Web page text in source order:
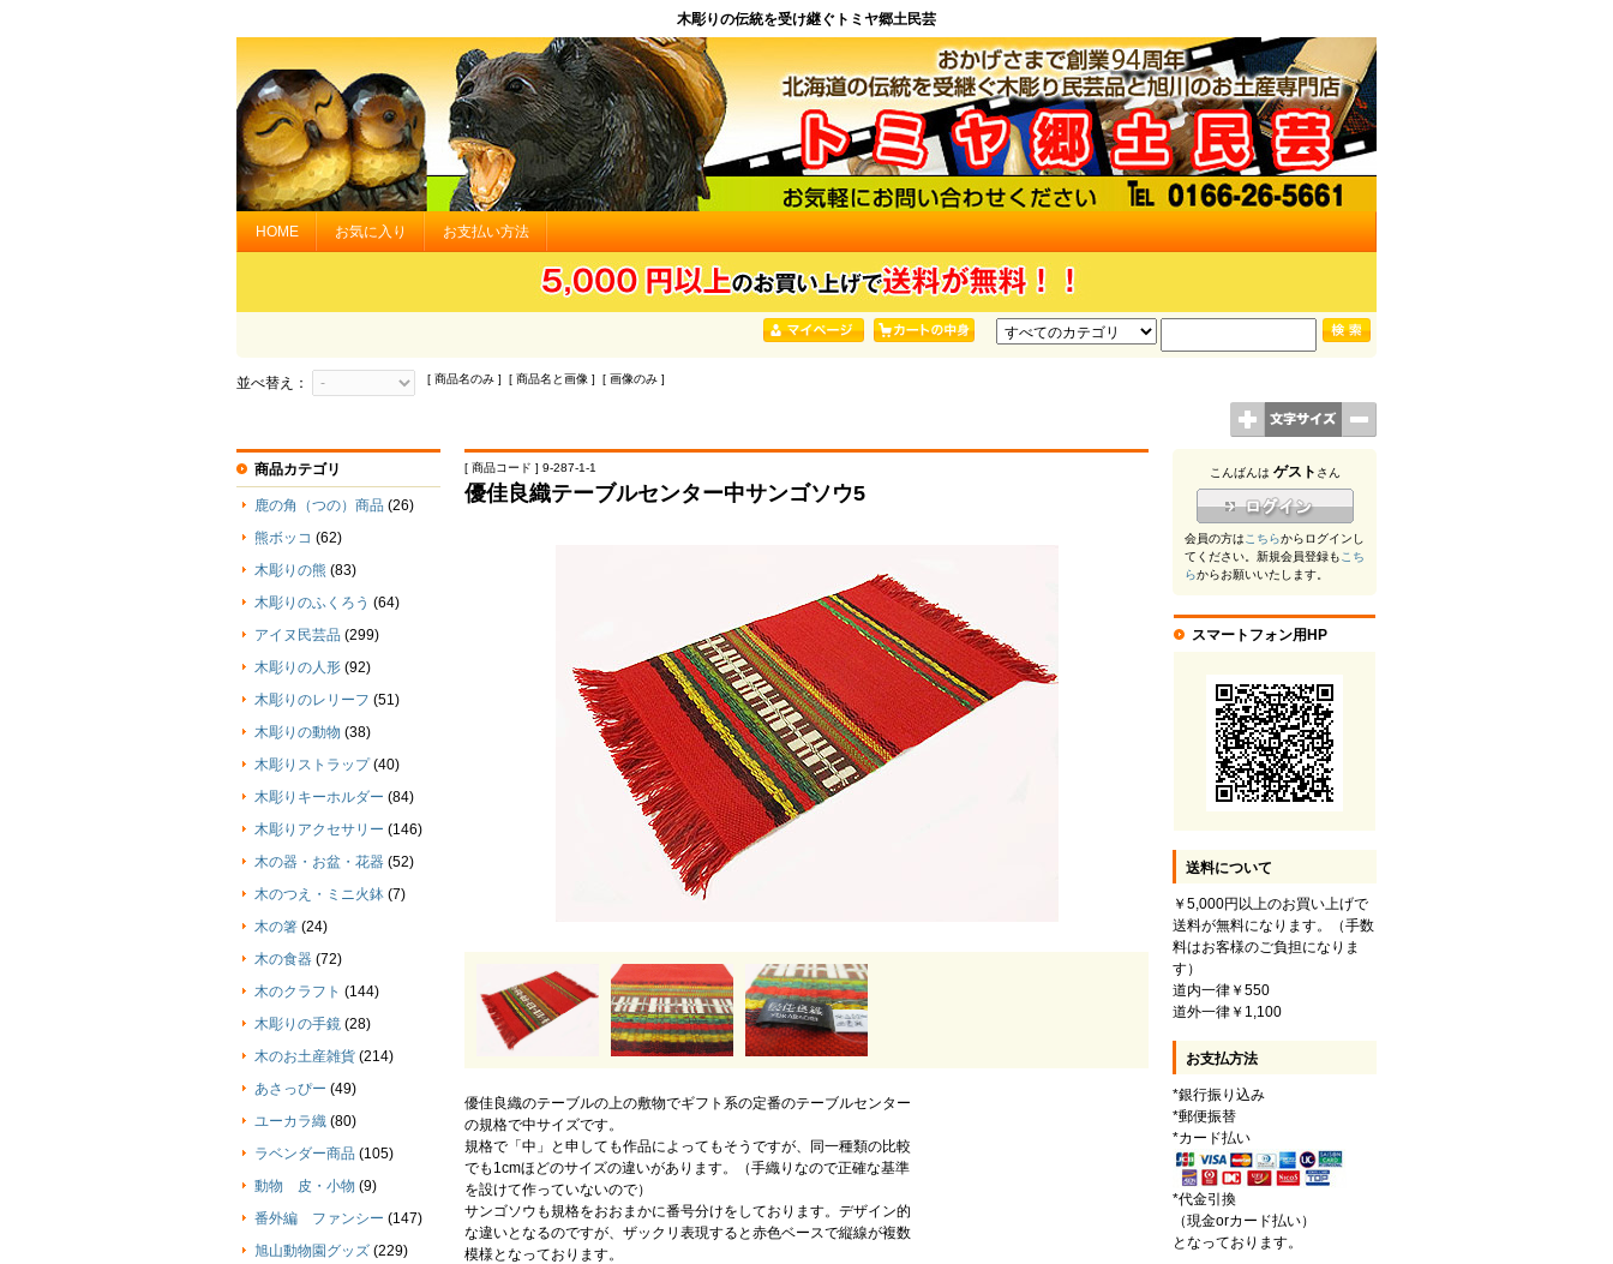
木彫りの伝統を受け継ぐトミヤ郷土民芸
HOME お気に入り お支払い方法
並べ替え： [ 商品名のみ ] [ 商品名と画像 ] [ 画像のみ ]
[ 商品コード ] 9-287-1-1
優佳良織テーブルセンター中サンゴソウ5
優佳良織のテーブルの上の敷物でギフト系の定番のテーブルセンター
の規格で中サイズです。
規格で「中」と申しても作品によってもそうですが、同一種類の比較
でも1cmほどのサイズの違いがあります。（手織りなので正確な基準
を設けて作っていないので）
サンゴソウも規格をおおまかに番号分けをしております。デザイン的
な違いとなるのですが、ザックリ表現すると赤色ベースで縦線が複数
模様となっております。
商品カテゴリ
鹿の角（つの）商品 (26)
熊ボッコ (62)
木彫りの熊 (83)
木彫りのふくろう (64)
アイヌ民芸品 (299)
木彫りの人形 (92)
木彫りのレリーフ (51)
木彫りの動物 (38)
木彫りストラップ (40)
木彫りキーホルダー (84)
木彫りアクセサリー (146)
木の器・お盆・花器 (52)
木のつえ・ミニ火鉢 (7)
木の箸 (24)
木の食器 (72)
木のクラフト (144)
木彫りの手鏡 (28)
木のお土産雑貨 (214)
あさっぴー (49)
ユーカラ織 (80)
ラベンダー商品 (105)
動物 皮・小物 (9)
番外編 ファンシー (147)
旭山動物園グッズ (229)
こんばんは ゲスト さん
会員の方はこちらからログインし
てください。新規会員登録もこち
らからお願いいたします。
スマートフォン用HP
送料について
￥5,000円以上のお買い上げで
送料が無料になります。（手数
料はお客様のご負担になりま
す）
道内一律￥550
道外一律￥1,100
お支払方法
*銀行振り込み
*郵便振替
*カード払い
*代金引換
（現金orカード払い）
となっております。